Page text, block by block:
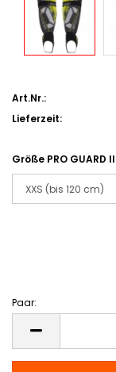
Art.Nr.:
Lieferzeit:
Größe PRO GUARD
Paar: